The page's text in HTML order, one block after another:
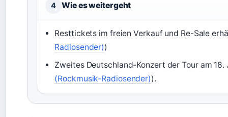
4 Wie es weitergeht
Resttickets im freien Verkauf und Re-Sale
Radiosender))
Zweites Deutschland-Konzert der Tour am
(Rockmusik-Radiosender)).